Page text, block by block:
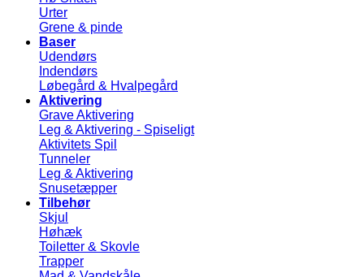
Urter
Grene & pinde
Baser
Udendørs
Indendørs
Løbegård & Hvalpegård
Aktivering
Grave Aktivering
Leg & Aktivering - Spiseligt
Aktivitets Spil
Tunneler
Leg & Aktivering
Snusetæpper
Tilbehør
Skjul
Høhæk
Toiletter & Skovle
Trapper